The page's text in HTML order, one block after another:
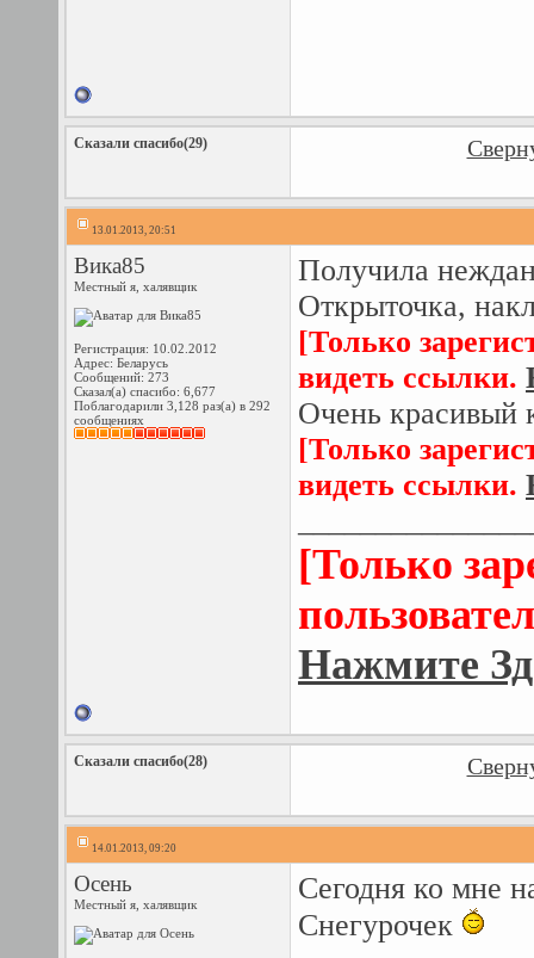
Сказали спасибо(29)
13.01.2013, 20:51
Вика85
Местный я, халявщик
Регистрация: 10.02.2012
Адрес: Беларусь
Сообщений: 273
Сказал(а) спасибо: 6,677
Поблагодарили 3,128 раз(а) в 292
сообщениях
Получила
Открыточка,
[Только
видеть ссылки.
Очень красивый
[Только
видеть ссылки.
[Только
Нажмите
Сказали спасибо(28)
14.01.2013, 09:20
Осень
Местный я, халявщик
Сегодня ко мне
Снегурочек